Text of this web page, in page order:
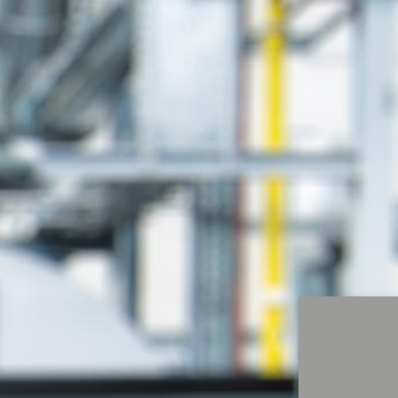
Kontaktieren Sie uns
Home Overlay Seite
Bädergalerie Cordes
Waldseestraße 1-3
26871 Aschendorf
E-Mail: baedergalerie@cordesgmbh.de
Tel.: 04962 91820
Barrierefreiheitserklärung